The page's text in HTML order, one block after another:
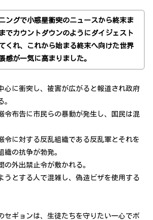
ングで小惑星衝突のニュースから終末ま
でカウントダウンのようにダイジェスト
くれ、これから始まる終末へ向けた世界
感が一気に高まりました。
心に衝突し、被害が広がると報道され政府
。
令布告に市民らの暴動が発生し、国民は混
令に対する反乱組織である反乱軍とそれを
織の抗争が勃発。
の外出禁止令が敷かれる。
うとする人で混雑し、偽造ビザを使用する
セギョンは、生徒たちを守りたい一心でボ